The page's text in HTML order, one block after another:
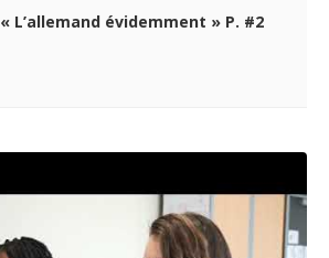
« L’allemand évidemment » P. #2